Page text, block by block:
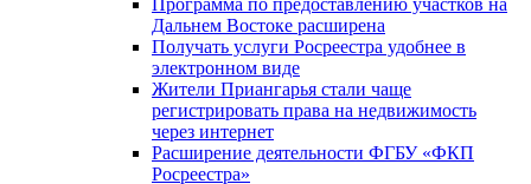
Дальнем Востоке расширена
Получать услуги Росреестра удобнее в
электронном виде
Жители Приангарья стали чаще
регистрировать права на недвижимость
через интернет
Расширение деятельности ФГБУ «ФКП
Росреестра»